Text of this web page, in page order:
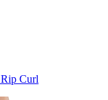
Rip Curl